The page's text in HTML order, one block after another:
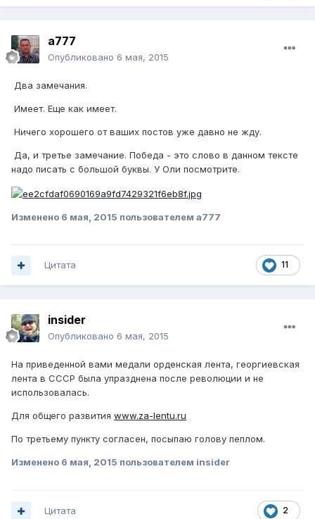
а777
Опубликовано 6 мая, 2015
Два замечания.
Имеет. Еще как имеет.
Ничего хорошего от ваших постов уже давно не жду.
Да, и третье замечание. Победа - это слово в данном тексте
надо писать с большой буквы. У Оли посмотрите.
Изменено 6 мая, 2015 пользователем а777
11
Цитата
insider
Опубликовано 6 мая, 2015
На приведенной вами медали орденская лента, георгиевская
лента в СССР была упразднена после революции и не
использовалась.
Для общего развития www.za-lentu.ru
По третьему пункту согласен, посыпаю голову пеплом.
Изменено 6 мая, 2015 пользователем insider
2
Цитата